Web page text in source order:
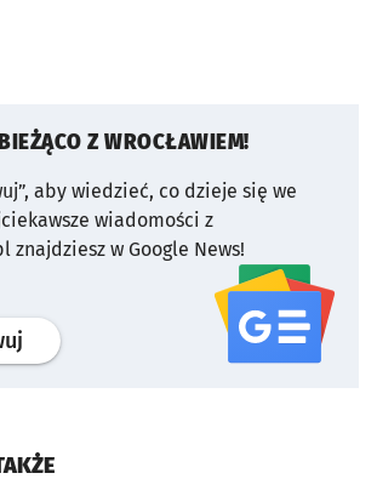
Z WROCŁAWIEM!
aby wiedzieć, co dzieje się we
wiadomości z
znajdziesz w Google News!
profil serwisu